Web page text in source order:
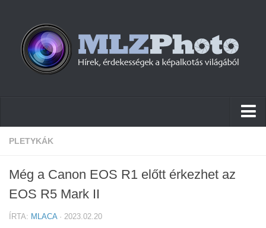
Hírek
Cikkek
PLETYKÁK
Még a Canon EOS R1 előtt érkezhet az
EOS R5 Mark II
ÍRTA: MLACA· 2023.02.20